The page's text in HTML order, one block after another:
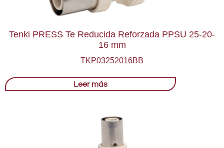
Tenki PRESS Te Reducida Reforzada PPSU 25-20-
16 mm
TKP03252016BB
Leer más